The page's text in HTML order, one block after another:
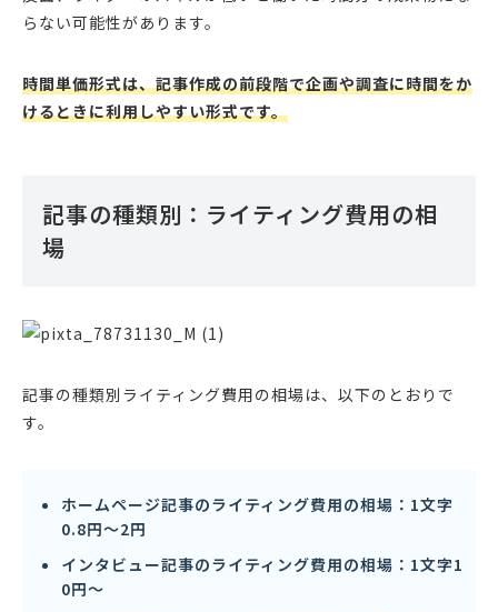
らない可能性があります。
時間単価形式は、記事作成の前段階で企画や調査に時間をか
けるときに利用しやすい形式です。
記事の種類別：ライティング費用の相
場
記事の種類別ライティング費用の相場は、以下のとおりで
す。
ホームページ記事のライティング費用の相場：1文字
0.8円〜2円
インタビュー記事のライティング費用の相場：1文字1
0円〜